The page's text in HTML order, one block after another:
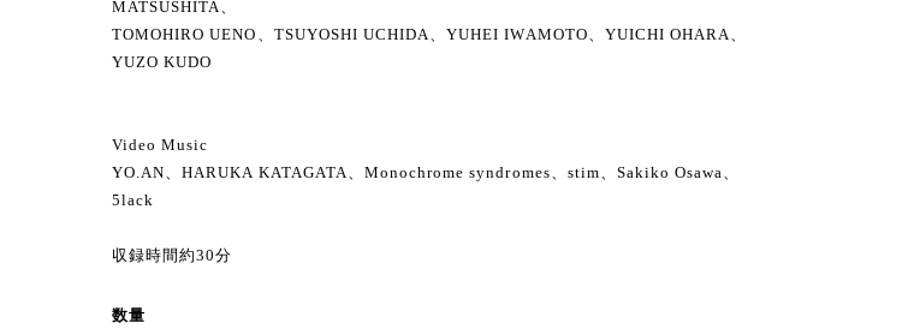
MATSUSHITA、
TOMOHIRO UENO、TSUYOSHI UCHIDA、YUHEI IWAMOTO、YUICHI OHARA、
YUZO KUDO
Video Music
YO.AN、HARUKA KATAGATA、Monochrome syndromes、stim、Sakiko Osawa、
5lack
収録時間約30分
数量